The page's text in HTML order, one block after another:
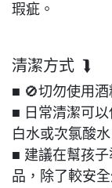
瑕疵。
清潔方式 ⮯
■ 🚫切勿使用
■ 日常清潔可
白水或次氯酸水
■ 建議在幫孩
品，除了較安